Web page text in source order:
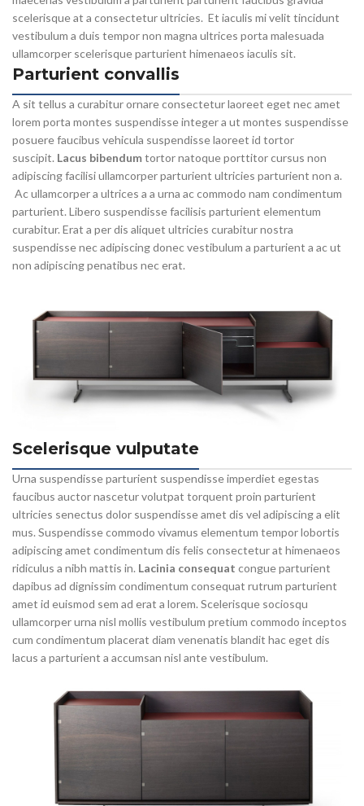
scelerisque at a consectetur ultricies. Et iaculis mi velit tincidunt
vestibulum a duis tempor non magna ultrices porta malesuada
ullamcorper scelerisque parturient himenaeos iaculis sit.
Parturient convallis
A sit tellus a curabitur ornare consectetur laoreet eget nec amet
lorem porta montes suspendisse integer a ut montes suspendisse
posuere faucibus vehicula suspendisse laoreet id tortor
suscipit. Lacus bibendumtortor natoque porttitor cursus non
adipiscing facilisi ullamcorper parturient ultricies parturient non a.
Ac ullamcorper a ultrices a a urna ac commodo nam condimentum
parturient. Libero suspendisse facilisis parturient elementum
curabitur. Erat a per dis aliquet ultricies curabitur nostra
suspendisse nec adipiscing donec vestibulum a parturient a ac ut
non adipiscing penatibus nec erat.
Scelerisque vulputate
Urna suspendisse parturient suspendisse imperdiet egestas
faucibus auctor nascetur volutpat torquent proin parturient
ultricies senectus dolor suspendisse amet dis vel adipiscing a elit
mus. Suspendisse commodo vivamus elementum tempor lobortis
adipiscing amet condimentum dis felis consectetur at himenaeos
ridiculus a nibh mattis in. Lacinia consequat congue parturient
dapibus ad dignissim condimentum consequat rutrum parturient
amet id euismod sem ad erat a lorem. Scelerisque sociosqu
ullamcorper urna nisl mollis vestibulum pretium commodo inceptos
cum condimentum placerat diam venenatis blandit hac eget dis
lacus a parturient a accumsan nisl ante vestibulum.